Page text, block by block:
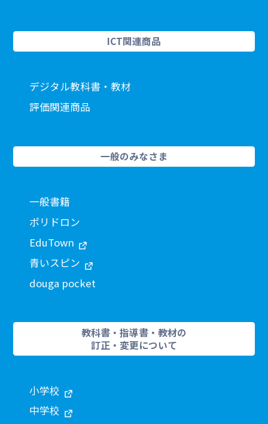
ICT関連商品
デジタル教科書・教材
評価関連商品
一般のみなさま
一般書籍
ポリドロン
EduTown
青いスピン
douga pocket
教科書・指導書・教材の
訂正・変更について
小学校
中学校